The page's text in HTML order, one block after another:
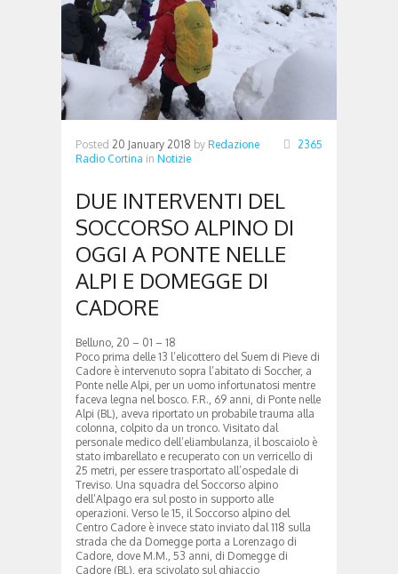
Posted 20 January 2018 by Redazione
Radio Cortina in Notizie
2365
DUE INTERVENTI DEL
SOCCORSO ALPINO DI
OGGI A PONTE NELLE
ALPI E DOMEGGE DI
CADORE
Belluno, 20 – 01 – 18
Poco prima delle 13 l’elicottero del Suem di Pieve di
Cadore è intervenuto sopra l’abitato di Soccher, a
Ponte nelle Alpi, per un uomo infortunatosi mentre
faceva legna nel bosco. F.R., 69 anni, di Ponte nelle
Alpi (BL), aveva riportato un probabile trauma alla
colonna, colpito da un tronco. Visitato dal
personale medico dell’eliambulanza, il boscaiolo è
stato imbarellato e recuperato con un verricello di
25 metri, per essere trasportato all’ospedale di
Treviso. Una squadra del Soccorso alpino
dell’Alpago era sul posto in supporto alle
operazioni. Verso le 15, il Soccorso alpino del
Centro Cadore è invece stato inviato dal 118 sulla
strada che da Domegge porta a Lorenzago di
Cadore, dove M.M., 53 anni, di Domegge di
Cadore (BL), era scivolato sul ghiaccio